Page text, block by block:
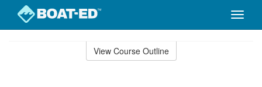
Toggle
View Course Outline